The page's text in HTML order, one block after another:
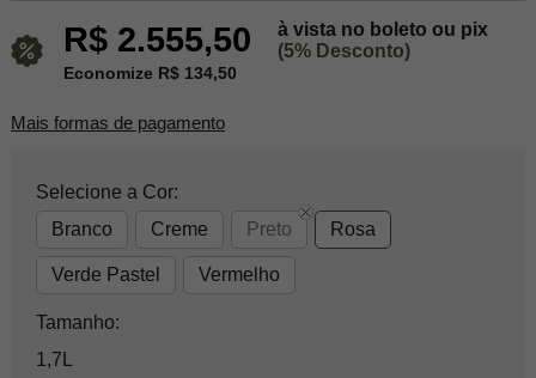
R$ 2.555,50
à vista no boleto ou pix
(5% Desconto)
Economize R$ 134,50
Mais formas de pagamento
Selecione a Cor:
Branco
Creme Preto Rosa
Verde Pastel Vermelho
Tamanho:
1,7L